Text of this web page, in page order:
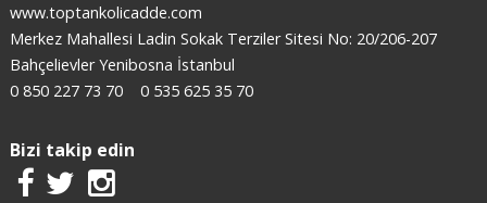
www.toptankolicadde.com
Merkez Mahallesi Ladin Sokak Terziler Sitesi No: 20/206-207
Bahçelievler Yenibosna İstanbul
0 850 227 73 70
0 535 625 35 70
Bizi takip edin